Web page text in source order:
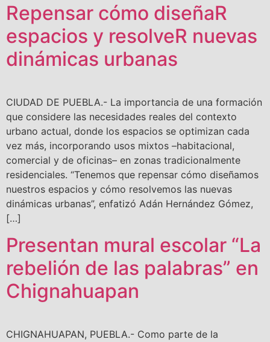
Repensar cómo diseñaR
espacios y resolveR nuevas
dinámicas urbanas
CIUDAD DE PUEBLA.- La importancia de una formación
que considere las necesidades reales del contexto
urbano actual, donde los espacios se optimizan cada
vez más, incorporando usos mixtos –habitacional,
comercial y de oficinas– en zonas tradicionalmente
residenciales. “Tenemos que repensar cómo diseñamos
nuestros espacios y cómo resolvemos las nuevas
dinámicas urbanas”, enfatizó Adán Hernández Gómez,
[…]
Presentan mural escolar “La
rebelión de las palabras” en
Chignahuapan
CHIGNAHUAPAN, PUEBLA.- Como parte de la